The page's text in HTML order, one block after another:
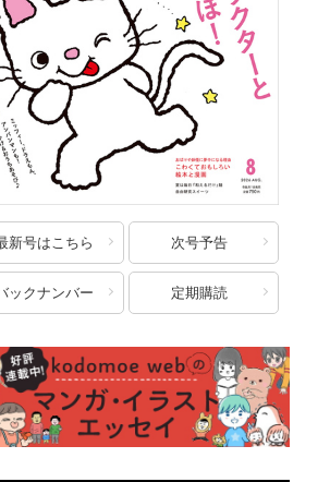
新号はこちら 次号予告
ックナンバー 定期購読